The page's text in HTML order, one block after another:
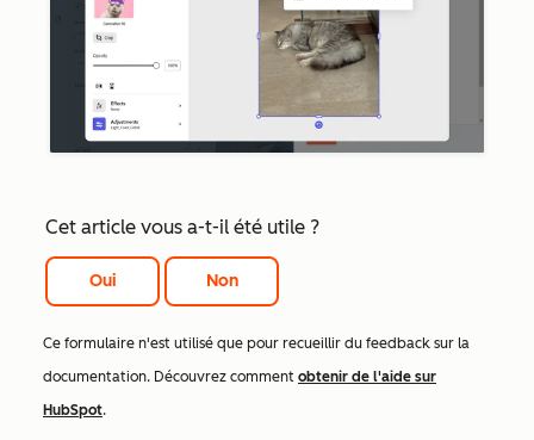
Cet article vous a-t-il été utile ?
Oui Non
Ce formulaire n'est utilisé que pour recueillir du feedback sur la
documentation. Découvrez comment obtenir de l'aide sur
HubSpot.